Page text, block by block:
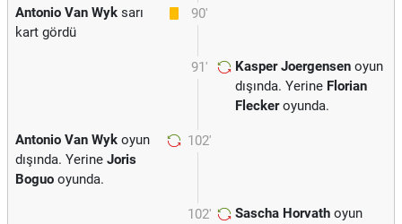
90'
Antonio Van Wyk sarı
kart gördü
91' Kasper Joergensen oyun
dışında. Yerine Florian
Fleckeroyunda.
102'
Antonio Van Wyk oyun
dışında. Yerine Joris
Boguo oyunda.
102' Sascha Horvath oyun